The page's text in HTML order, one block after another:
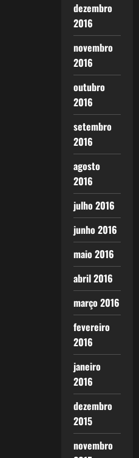
dezembro
2016
novembro
2016
outubro
2016
setembro
2016
agosto
2016
julho 2016
junho 2016
maio 2016
abril 2016
março 2016
fevereiro
2016
janeiro
2016
dezembro
2015
novembro